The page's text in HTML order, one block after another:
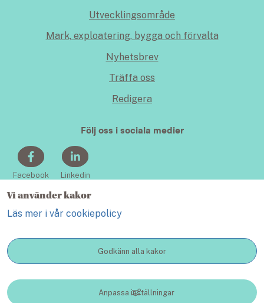
Vi använder kakor
Läs mer i vår cookiepolicy
Godkänn alla kakor
Anpassa inställningar
Utvecklingsområde
Mark, exploatering, bygga och förvalta
Nyhetsbrev
Träffa oss
Redigera
Följ oss i sociala medier
Facebook Linkedin
Lidköping växer - en webbplats inom Lidköping kommun